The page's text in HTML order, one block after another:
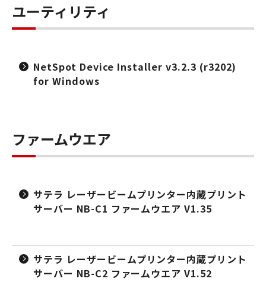
ユーティリティ
NetSpot Device Installer v3.2.3 (r3202)
for Windows
ファームウエア
サテラ レーザービームプリンター内蔵プリント
サーバー NB-C1 ファームウエア V1.35
サテラ レーザービームプリンター内蔵プリント
サーバー NB-C2 ファームウエア V1.52